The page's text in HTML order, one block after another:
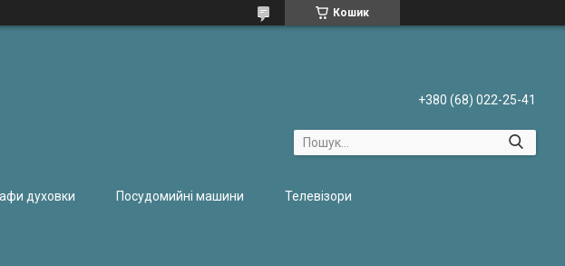
Кошик
+380 (68) 022-25-41
духовки Посудомийні машини Телевізори